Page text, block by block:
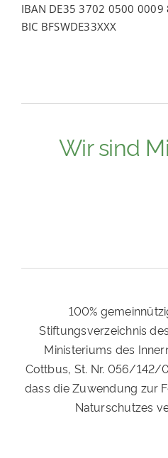
IBAN DE35 3702 0500 0009
BIC BFSWDE33XXX
Wir sind
100%
Stiftungsverzeichnis
Ministeriums des
Cottbus, St. Nr. 056/142/
dass die Zuwendung zur
Naturschutzes